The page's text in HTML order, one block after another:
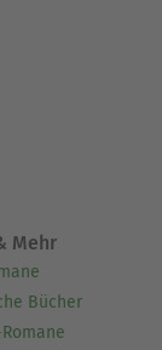
Mehr
Bücher